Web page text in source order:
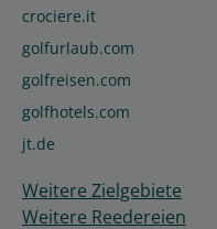
crociere.it
golfurlaub.com
golfreisen.com
golfhotels.com
jt.de
Weitere Zielgebiete
Weitere Reedereien